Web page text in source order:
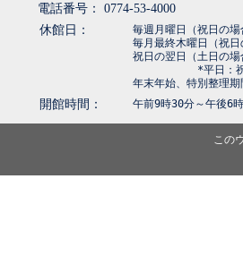
電話番号： 0774-53-4000
休館日：
毎週月曜日（祝日の場
毎月最終木曜日（祝日
祝日の翌日（土日の場
*平日：祝日
年末年始、特別整理期
開館時間： 午前9時30分～午後6時
この